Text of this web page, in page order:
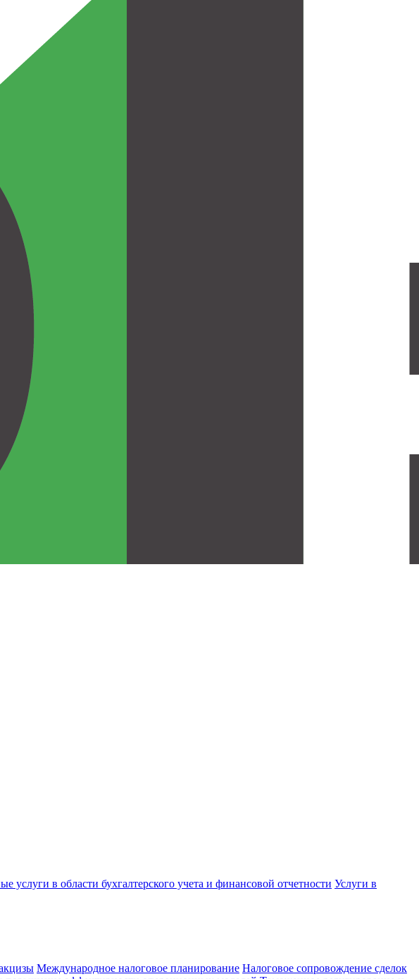
услуги в области бухгалтерского учета и финансовой отчетности Услуги в
Международное налоговое планирование Налоговое сопровождение сделок